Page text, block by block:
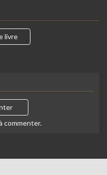
livre
commenter.